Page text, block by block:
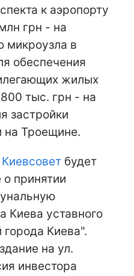
к аэропорту
грн - на
микроузла в
обеспечения
жилых
тыс. грн - на
застройки
на Троещине.
Киевсовет будет
принятии
Киева уставного
Киева".
на ул.
инвестора